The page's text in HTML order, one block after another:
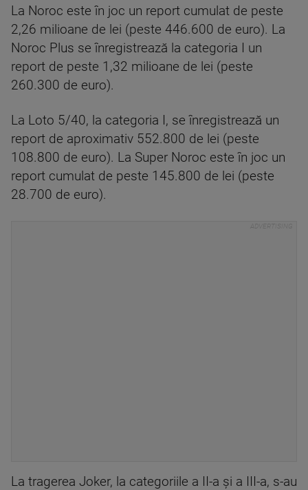
La Noroc este în joc un report cumulat de peste
2,26 milioane de lei (peste 446.600 de euro). La
Noroc Plus se înregistrează la categoria I un
report de peste 1,32 milioane de lei (peste
260.300 de euro).
La Loto 5/40, la categoria I, se înregistrează un
report de aproximativ 552.800 de lei (peste
108.800 de euro). La Super Noroc este în joc un
report cumulat de peste 145.800 de lei (peste
28.700 de euro).
La tragerea Joker, la categoriile a II-a şi a III-a, s-au